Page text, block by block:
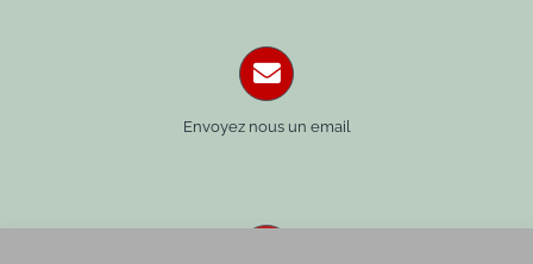
Envoyez nous un email